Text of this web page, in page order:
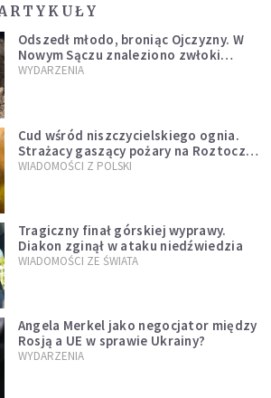
Odszedł młodo, broniąc Ojczyzny. W
Nowym Sączu znaleziono zwłoki
mężczyzny z czasów potopu
WYDARZENIA
Cud wśród niszczycielskiego ognia.
Strażacy gaszący pożary na Roztoczu
opublikowali niezwykłe zdjęcie
WIADOMOŚCI Z POLSKI
Tragiczny finał górskiej wyprawy.
Diakon zginął w ataku niedźwiedzia
WIADOMOŚCI ZE ŚWIATA
Angela Merkel jako negocjator między
Rosją a UE w sprawie Ukrainy?
WYDARZENIA